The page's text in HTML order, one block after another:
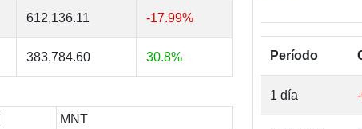
612,136.11 -17.99%
383,784.60 30.8%
MNT
Período
1 día